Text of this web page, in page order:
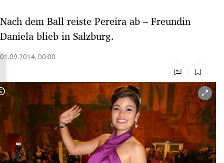
Untermenü
Untermenü
Untermenü
Nach dem Ball reiste Pereira ab – Freundin
Daniela blieb in Salzburg.
01.09.2014, 00:00
Copyright-Hinweis öffnen/schließen